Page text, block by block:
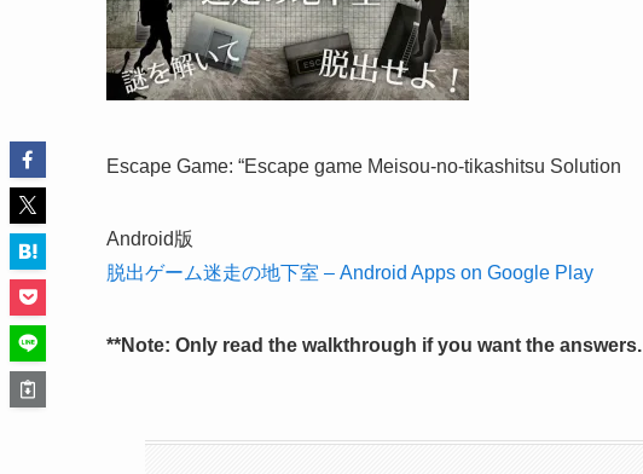
Escape Game: “Escape game Meisou-no-tikashitsu Solution
Android版
脱出ゲーム迷走の地下室 – Android Apps on Google Play
**Note: Only read the walkthrough if you want the answers.